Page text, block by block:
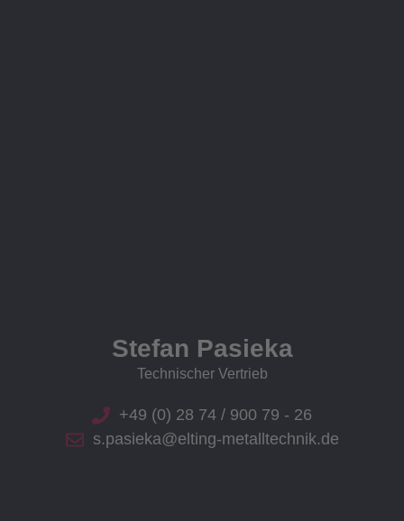
Stefan Pasieka
Technischer Vertrieb
+49 (0) 28 74 / 900 79 - 26
s.pasieka@elting-metalltechnik.de